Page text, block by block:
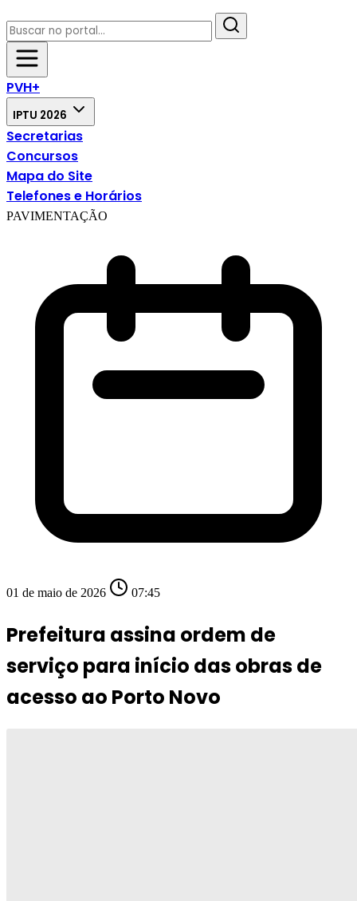
PVH+
IPTU 2026
Secretarias
Concursos
Mapa do Site
Telefones e Horários
PAVIMENTAÇÃO
01 de maio de 2026 07:45
Prefeitura assina ordem de
serviço para início das obras de
acesso ao Porto Novo